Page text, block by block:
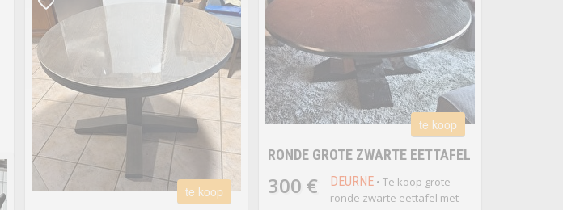
te koop
RONDE GROTE ZWARTE EETTAFEL
300 € DEURNE • Te koop grote
ronde zwarte eettafel met
te koop